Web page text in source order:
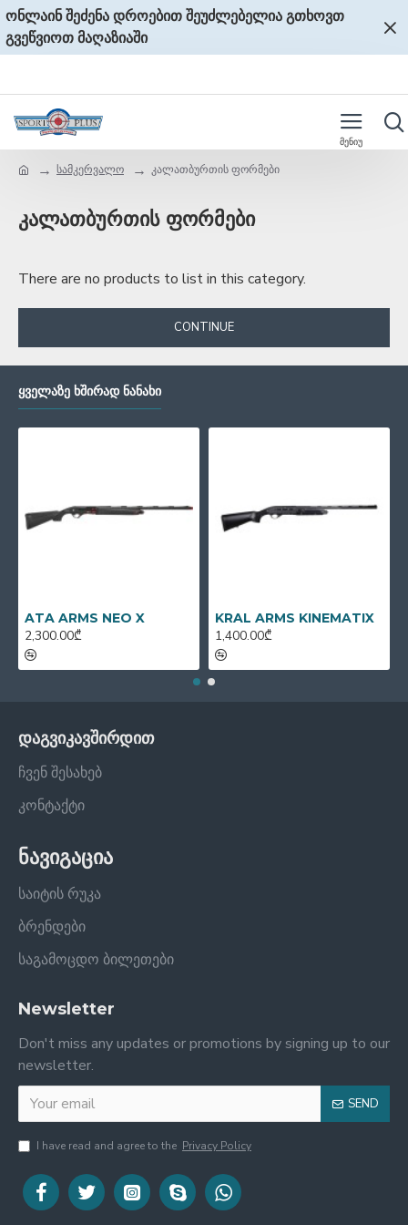
ონლაინ შეძენა დროებით შეუძლებელია გთხოვთ
გვეწვიოთ მაღაზიაში
სამკერვალო კალათბურთის ფორმები
კალათბურთის ფორმები
There are no products to list in this category.
CONTINUE
ᲧᲕᲔᲚᲐᲖᲔ ᲮᲨᲘᲠᲐᲓ ᲜᲐᲜᲐᲮᲘ
ATA ARMS NEO X
2,300.00₾
KRAL ARMS KINEMATIX
1,400.00₾
დაგვიკავშირდით
ჩვენ შესახებ
კონტაქტი
ნავიგაცია
საიტის რუკა
ბრენდები
საგამოცდო ბილეთები
Newsletter
Don't miss any updates or promotions by signing up to our
newsletter.
SEND
I have read and agree to the Privacy Policy